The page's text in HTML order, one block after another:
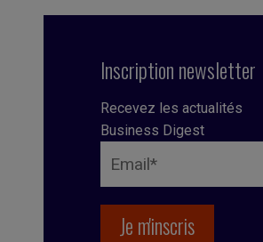
Inscription newsletter
Recevez les actualités
Business Digest